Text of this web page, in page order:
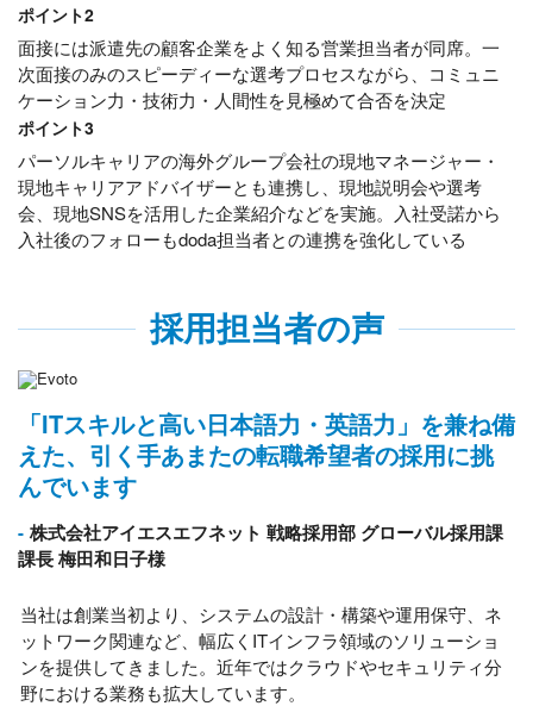
ポイント2
面接には派遣先の顧客企業をよく知る営業担当者が同席。一
次面接のみのスピーディーな選考プロセスながら、コミュニ
ケーション力・技術力・人間性を見極めて合否を決定
ポイント3
パーソルキャリアの海外グループ会社の現地マネージャー・
現地キャリアアドバイザーとも連携し、現地説明会や選考
会、現地SNSを活用した企業紹介などを実施。入社受諾から
入社後のフォローもdoda担当者との連携を強化している
採用担当者の声
「ITスキルと高い日本語力・英語力」を兼ね備
えた、引く手あまたの転職希望者の採用に挑
んでいます
株式会社アイエスエフネット 戦略採用部 グローバル採用課
課長 梅田和日子様
当社は創業当初より、システムの設計・構築や運用保守、ネ
ットワーク関連など、幅広くITインフラ領域のソリューショ
ンを提供してきました。近年ではクラウドやセキュリティ分
野における業務も拡大しています。